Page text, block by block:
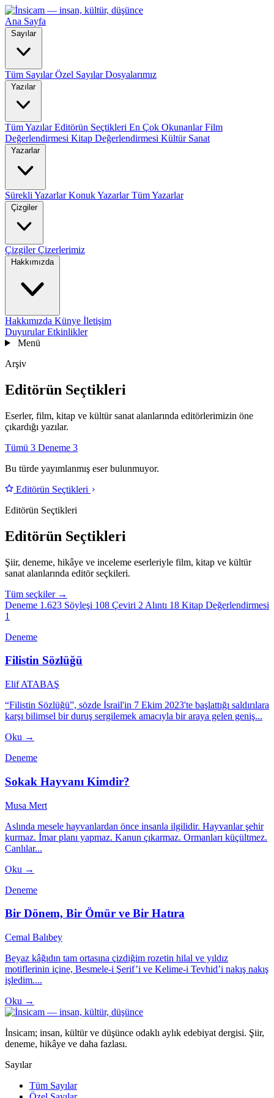
Ana Sayfa
Sayılar
Tüm SayılarÖzel SayılarDosyalarımız
Yazılar
Tüm YazılarEditörün Seçtikleri En Çok OkunanlarFilm
Değerlendirmesi Kitap Değerlendirmesi Kültür Sanat
Yazarlar
Sürekli YazarlarKonuk YazarlarTüm Yazarlar
Çizgiler
ÇizgilerÇizerlerimiz
Hakkımızda
Hakkımızda Künye İletişim
DuyurularEtkinlikler
Menü
Arşiv
Editörün Seçtikleri
Eserler, film, kitap ve kültür sanat alanlarında editörlerimizin öne
çıkardığı yazılar.
Tümü 3 Deneme 3
Bu türde yayımlanmış eser bulunmuyor.
Editörün Seçtikleri
Editörün Seçtikleri
Editörün Seçtikleri
Şiir, deneme, hikâye ve inceleme eserleriyle film, kitap ve kültür
sanat alanlarında editör seçkileri.
Tüm seçkiler →
Deneme 1.623 Söyleşi 108 Çeviri 2 Alıntı 18 Kitap Değerlendirmesi
1
Deneme
Filistin Sözlüğü
Elif ATABAŞ
“Filistin Sözlüğü”, sözde İsrail'in 7 Ekim 2023'te başlattığı saldırılara
karşı bilimsel bir duruş sergilemek amacıyla bir araya gelen geniş...
Oku →
Deneme
Sokak Hayvanı Kimdir?
Musa Mert
Aslında mesele hayvanlardan önce insanla ilgilidir. Hayvanlar şehir
kurmaz. İmar planı yapmaz. Kanun çıkarmaz. Ormanları küçültmez.
Canlılar...
Oku →
Deneme
Bir Dönem, Bir Ömür ve Bir Hatıra
Cemal Balıbey
Beyaz kâğıdın tam ortasına çizdiğim rozetin hilal ve yıldız
motiflerinin içine, Besmele-i Şerif’i ve Kelime-i Tevhid’i nakış nakış
işledim....
Oku →
İnsicam; insan, kültür ve düşünce odaklı aylık edebiyat dergisi. Şiir,
deneme, hikâye ve daha fazlası.
Sayılar
Tüm Sayılar